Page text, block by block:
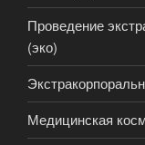
Проведение
(эко)
Медицинская